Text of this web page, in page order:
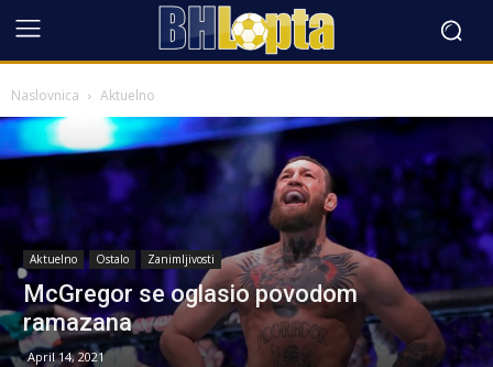
Naslovnica Aktuelno
Aktuelno Ostalo Zanimljivosti
McGregor se oglasio povodom
ramazana
April 14, 2021